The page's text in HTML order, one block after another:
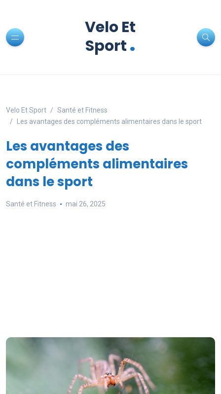
Velo Et
Sport.
Velo Et Sport
Santé et Fitness
Les avantages des compléments alimentaires dans le sport
Les avantages des
compléments alimentaires
dans le sport
Santé et Fitness mai 26, 2025